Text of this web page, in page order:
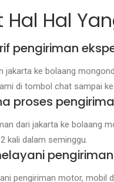
Hal Hal
pengiriman
jakarta ke bolaang
di tombol chat sampai
proses
dari jakarta ke bolaang
kali dalam seminggu.
pengiriman motor, mobil